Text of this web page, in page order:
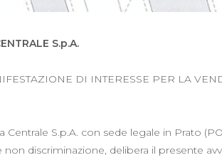
S.p.A.
DI INTERESSE PER LA
S.p.A. con sede legale in Prato
non discriminazione, delibera il presente